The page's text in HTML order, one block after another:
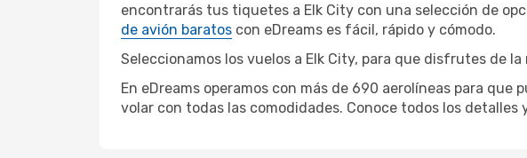
encontrarás tus tiquetes a Elk City con una selección de
de avión baratos con eDreams es fácil, rápido y cómodo.
Seleccionamos los vuelos a Elk City, para que disfrutes de
En eDreams operamos con más de 690 aerolíneas para
volar con todas las comodidades. Conoce todos los detalles